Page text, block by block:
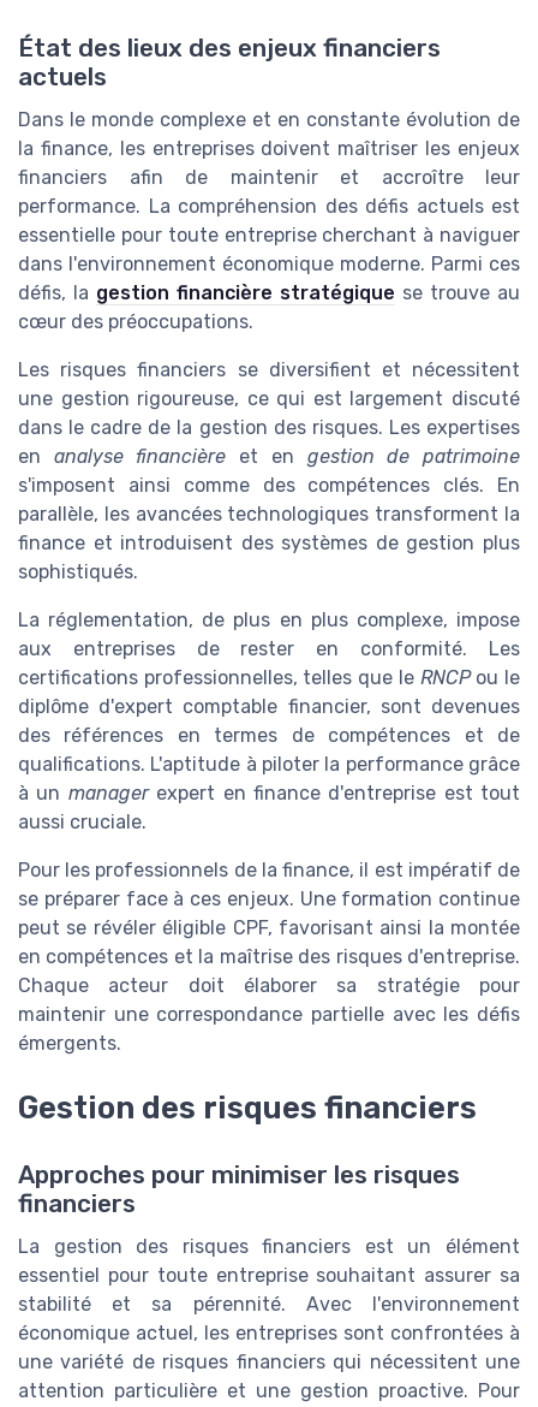
État des lieux des enjeux financiers
actuels
Dans le monde complexe et en constante évolution de
la finance, les entreprises doivent maîtriser les enjeux
financiers afin de maintenir et accroître leur
performance. La compréhension des défis actuels est
essentielle pour toute entreprise cherchant à naviguer
dans l'environnement économique moderne. Parmi ces
défis, la gestion financière stratégique se trouve au
cœur des préoccupations.
Les risques financiers se diversifient et nécessitent
une gestion rigoureuse, ce qui est largement discuté
dans le cadre de la gestion des risques. Les expertises
en analyse financière et en gestion de patrimoine
s'imposent ainsi comme des compétences clés. En
parallèle, les avancées technologiques transforment la
finance et introduisent des systèmes de gestion plus
sophistiqués.
La réglementation, de plus en plus complexe, impose
aux entreprises de rester en conformité. Les
certifications professionnelles, telles que le RNCPou le
diplôme d'expert comptable financier, sont devenues
des références en termes de compétences et de
qualifications. L'aptitude à piloter la performance grâce
à un managerexpert en finance d'entreprise est tout
aussi cruciale.
Pour les professionnels de la finance, il est impératif de
se préparer face à ces enjeux. Une formation continue
peut se révéler éligible CPF, favorisant ainsi la montée
en compétences et la maîtrise des risques d'entreprise.
Chaque acteur doit élaborer sa stratégie pour
maintenir une correspondance partielle avec les défis
émergents.
Gestion des risques financiers
Approches pour minimiser les risques
financiers
La gestion des risques financiers est un élément
essentiel pour toute entreprise souhaitant assurer sa
stabilité et sa pérennité. Avec l'environnement
économique actuel, les entreprises sont confrontées à
une variété de risques financiers qui nécessitent une
attention particulière et une gestion proactive. Pour